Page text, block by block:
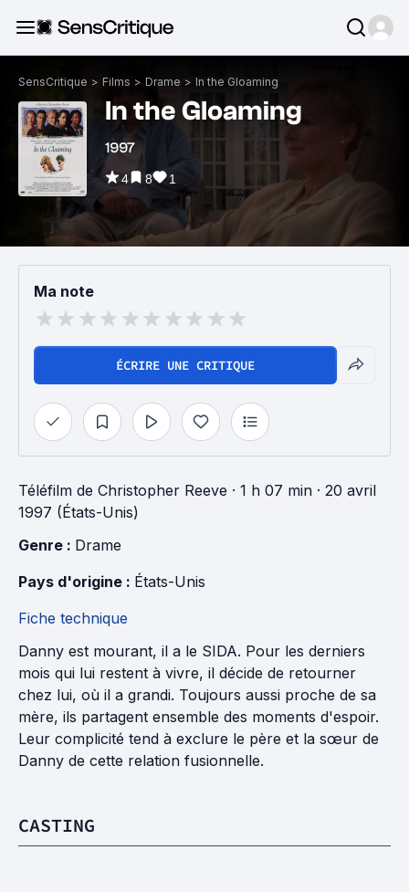
SensCritique > Films > Drame > In the Gloaming
In the Gloaming
1997
4 8 1
Ma note
ÉCRIRE UNE CRITIQUE
Téléfilm de Christopher Reeve · 1 h 07 min · 20 avril
1997 (États-Unis)
Genre : Drame
Pays d'origine : États-Unis
Fiche technique
Danny est mourant, il a le SIDA. Pour les derniers
mois qui lui restent à vivre, il décide de retourner
chez lui, où il a grandi. Toujours aussi proche de sa
mère, ils partagent ensemble des moments d'espoir.
Leur complicité tend à exclure le père et la sœur de
Danny de cette relation fusionnelle.
CASTING